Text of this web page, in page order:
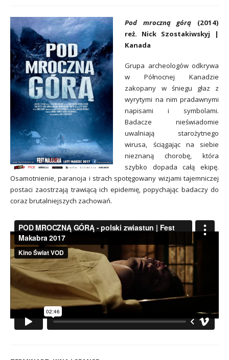
Pod mroczną górą (2014)
reż. Nick Szostakiwskyj |
Kanada
Grupa archeologów odkrywa
w Północnej Kanadzie
zakopany w śniegu głaz z
wyrytymi na nim pradawnymi
napisami i symbolami.
Badacze nieświadomie
uwalniają starożytnego
wirusa, ściągając na siebie
nieznaną chorobę, która
szybko dopada całą ekipę.
Osamotnienie, paranoja i strach spotęgowany wizjami tajemniczej
postaci zaostrzają trawiącą ich epidemię, popychając badaczy do
coraz brutalniejszych zachowań.